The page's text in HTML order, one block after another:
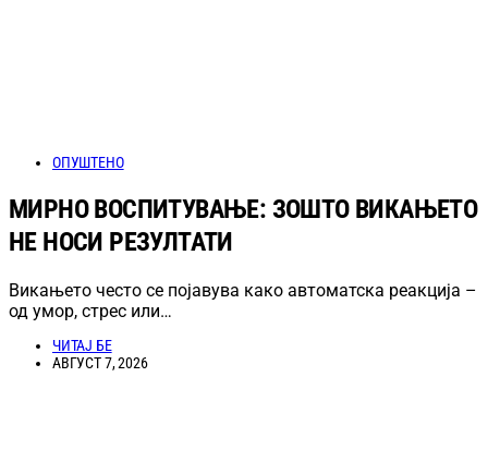
ОПУШТЕНО
МИРНО ВОСПИТУВАЊЕ: ЗОШТО ВИКАЊЕТО
НЕ НОСИ РЕЗУЛТАТИ
Викањето често се појавува како автоматска реакција –
од умор, стрес или…
ЧИТАЈ БЕ
АВГУСТ 7, 2026